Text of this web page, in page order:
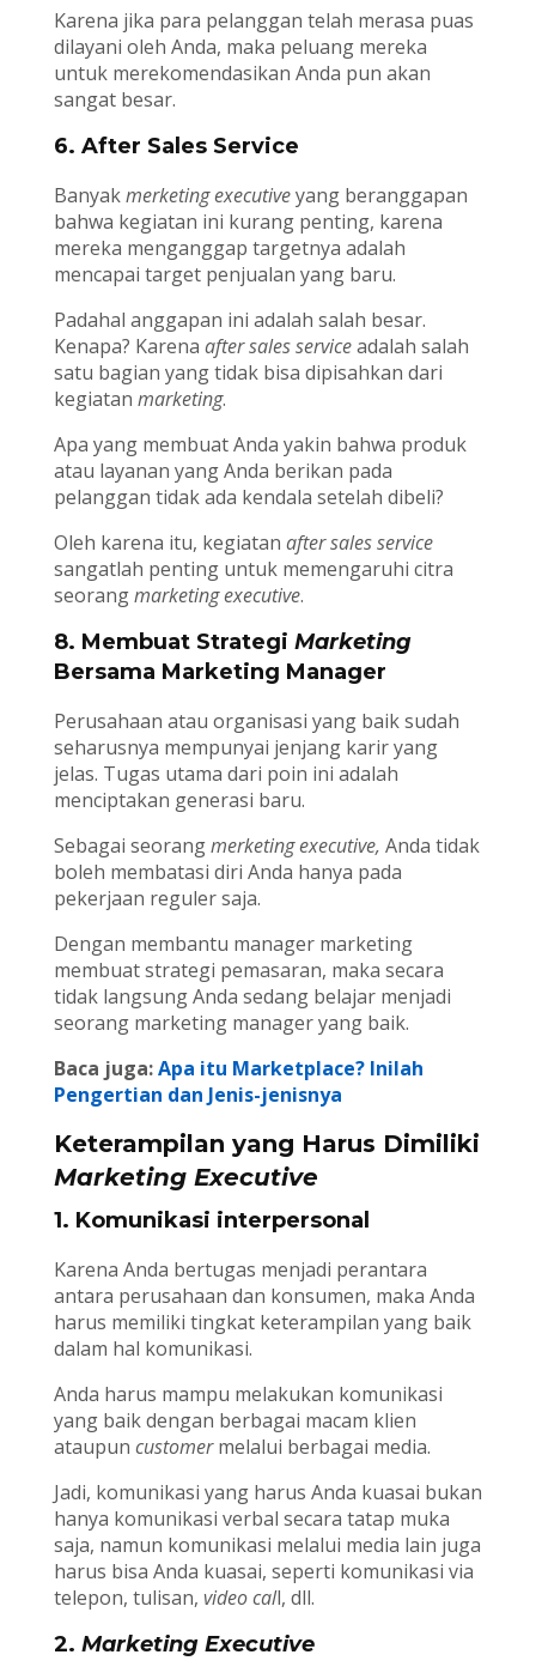
Karena jika para pelanggan telah merasa puas
dilayani oleh Anda, maka peluang mereka
untuk merekomendasikan Anda pun akan
sangat besar.
6. After Sales Service
Banyakmerketing executiveyang beranggapan
bahwa kegiatan ini kurang penting, karena
mereka menganggap targetnya adalah
mencapai target penjualan yang baru.
Padahal anggapan ini adalah salah besar.
Kenapa? Karena after sales serviceadalah salah
satu bagian yang tidak bisa dipisahkan dari
kegiatan marketing.
Apa yang membuat Anda yakin bahwa produk
atau layanan yang Anda berikan pada
pelanggan tidak ada kendala setelah dibeli?
Oleh karena itu, kegiatan after sales service
sangatlah penting untuk memengaruhi citra
seorangmarketing executive.
8. Membuat Strategi Marketing
Bersama Marketing Manager
Perusahaan atau organisasi yang baik sudah
seharusnya mempunyai jenjang karir yang
jelas. Tugas utama dari poin ini adalah
menciptakan generasi baru.
Sebagai seorangmerketing executive, Anda tidak
boleh membatasi diri Anda hanya pada
pekerjaan reguler saja.
Dengan membantu manager marketing
membuat strategi pemasaran, maka secara
tidak langsung Anda sedang belajar menjadi
seorang marketing manager yang baik.
Baca juga:Apa itu Marketplace? Inilah
Pengertian dan Jenis-jenisnya
Keterampilan yang Harus Dimiliki
Marketing Executive
1. Komunikasi interpersonal
Karena Anda bertugas menjadi perantara
antara perusahaan dan konsumen, maka Anda
harus memiliki tingkat keterampilan yang baik
dalam hal komunikasi.
Anda harus mampu melakukan komunikasi
yang baik dengan berbagai macam klien
ataupun customermelalui berbagai media.
Jadi, komunikasi yang harus Anda kuasai bukan
hanya komunikasi verbal secara tatap muka
saja, namun komunikasi melalui media lain juga
harus bisa Anda kuasai, seperti komunikasi via
telepon, tulisan, video call, dll.
2. Marketing Executive